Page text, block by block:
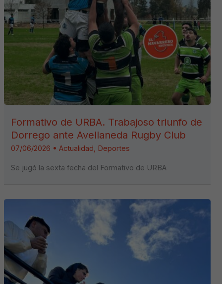
Formativo de URBA. Trabajoso triunfo de
Dorrego ante Avellaneda Rugby Club
07/06/2026 •Actualidad, Deportes
Se jugó la sexta fecha del Formativo de URBA